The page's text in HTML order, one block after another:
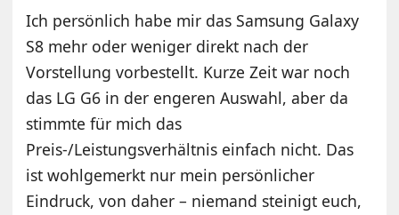
Ich persönlich habe mir das Samsung Galaxy
S8 mehr oder weniger direkt nach der
Vorstellung vorbestellt. Kurze Zeit war noch
das LG G6 in der engeren Auswahl, aber da
stimmte für mich das
Preis-/Leistungsverhältnis einfach nicht. Das
ist wohlgemerkt nur mein persönlicher
Eindruck, von daher – niemand steinigt euch,